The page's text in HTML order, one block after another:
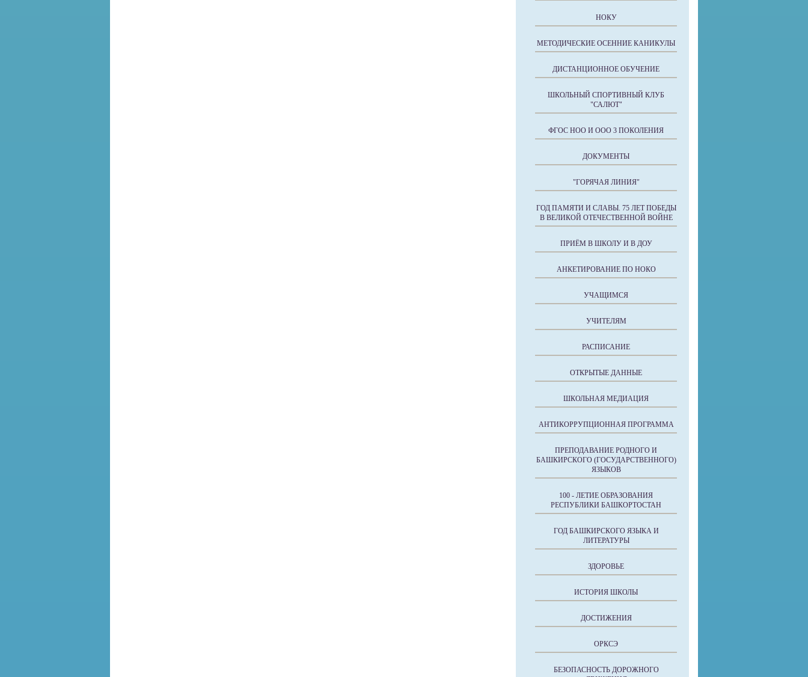
НОКУ
МЕТОДИЧЕСКИЕ ОСЕННИЕ КАНИКУЛЫ
ДИСТАНЦИОННОЕ ОБУЧЕНИЕ
ШКОЛЬНЫЙ СПОРТИВНЫЙ КЛУБ
"САЛЮТ"
ФГОС НОО И ООО 3 ПОКОЛЕНИЯ
ДОКУМЕНТЫ
"ГОРЯЧАЯ ЛИНИЯ"
ГОД ПАМЯТИ И СЛАВЫ. 75 ЛЕТ ПОБЕДЫ
В ВЕЛИКОЙ ОТЕЧЕСТВЕННОЙ ВОЙНЕ
ПРИЁМ В ШКОЛУ И В ДОУ
АНКЕТИРОВАНИЕ ПО НОКО
УЧАЩИМСЯ
УЧИТЕЛЯМ
РАСПИСАНИЕ
ОТКРЫТЫЕ ДАННЫЕ
ШКОЛЬНАЯ МЕДИАЦИЯ
АНТИКОРРУПЦИОННАЯ ПРОГРАММА
ПРЕПОДАВАНИЕ РОДНОГО И
БАШКИРСКОГО (ГОСУДАРСТВЕННОГО)
ЯЗЫКОВ
100 - ЛЕТИЕ ОБРАЗОВАНИЯ
РЕСПУБЛИКИ БАШКОРТОСТАН
ГОД БАШКИРСКОГО ЯЗЫКА И
ЛИТЕРАТУРЫ
ЗДОРОВЬЕ
ИСТОРИЯ ШКОЛЫ
ДОСТИЖЕНИЯ
ОРКСЭ
БЕЗОПАСНОСТЬ ДОРОЖНОГО